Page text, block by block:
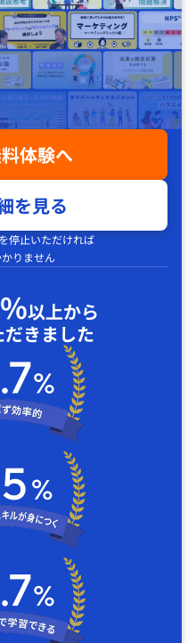
体験へ
を見る
停止いただければ
りません
以上から
きました